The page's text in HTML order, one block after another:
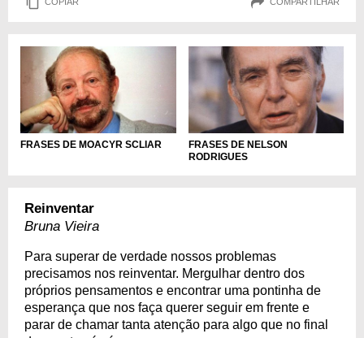
FRASES DE MOACYR SCLIAR
FRASES DE NELSON
RODRIGUES
Reinventar
Bruna Vieira
Para superar de verdade nossos problemas
precisamos nos reinventar. Mergulhar dentro dos
próprios pensamentos e encontrar uma pontinha de
esperança que nos faça querer seguir em frente e
parar de chamar tanta atenção para algo que no final